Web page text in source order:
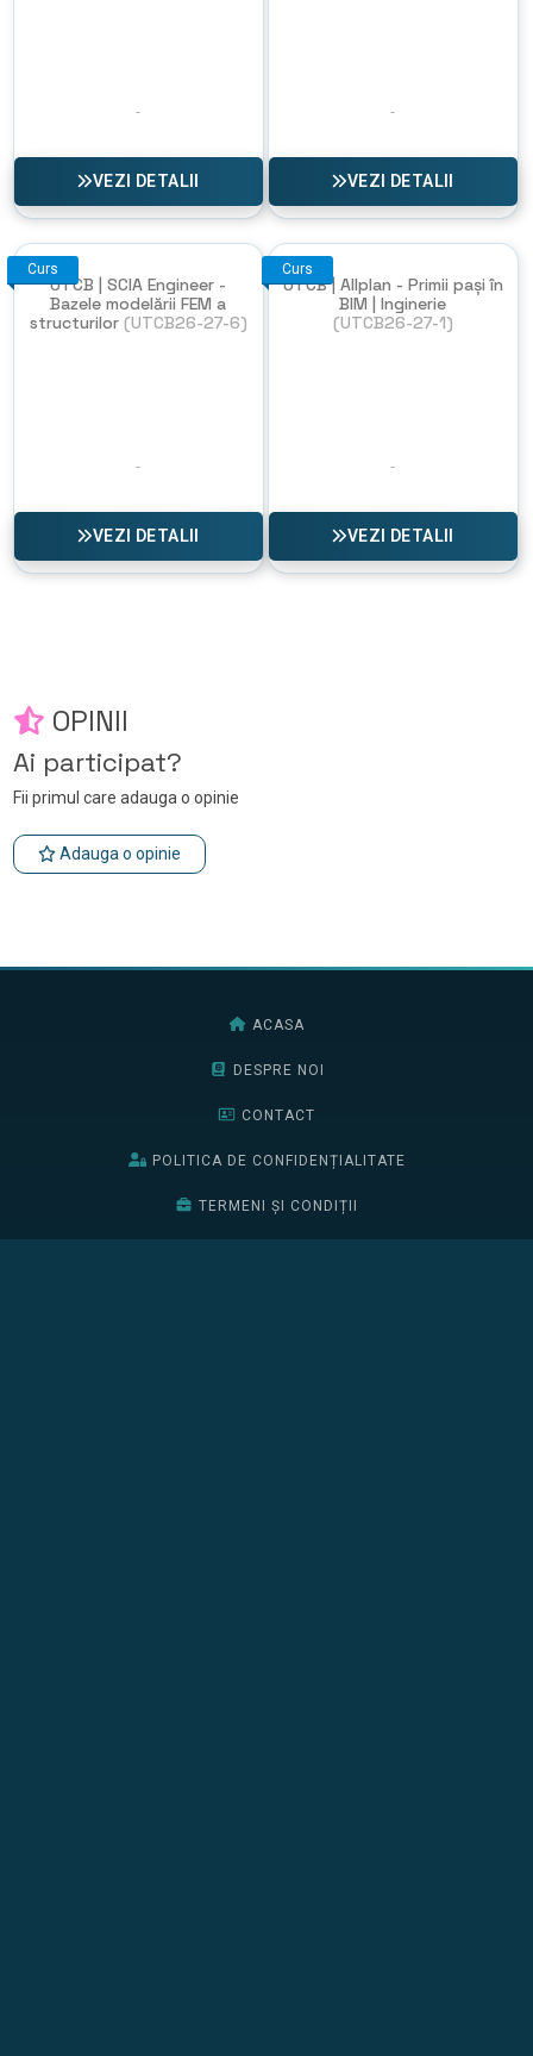
VEZI DETALII VEZI DETALII
Curs
UTCB | SCIA Engineer -
Bazele modelării FEM a
structurilor (UTCB26-27-6)
VEZI DETALII
Curs
UTCB | Allplan - Primii pași în
BIM | Inginerie
(UTCB26-27-1)
VEZI DETALII
OPINII
Ai participat?
Fii primul care adauga o opinie
Adauga o opinie
ACASA
DESPRE NOI
CONTACT
POLITICA DE CONFIDENȚIALITATE
TERMENI ȘI CONDIȚII